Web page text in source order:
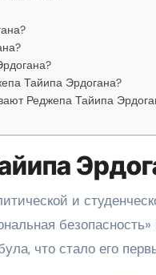
Тайипа Эрдогана?
Реджепа Тайипа
и
что стало его